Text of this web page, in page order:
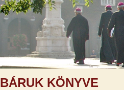
BÁRUK KÖNYVE